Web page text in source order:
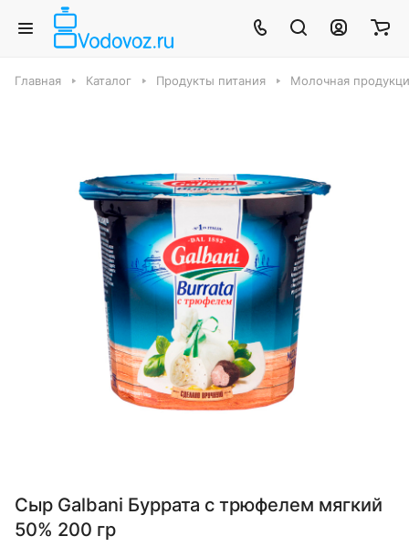
Главная Каталог Продукты питания Молочная
Сыр Galbani Буррата с трюфелем мягкий
50% 200 гр